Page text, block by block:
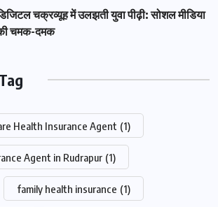
चक्रव्यूह में उलझती युवा पीढ़ी: सोशल मीडिया
चमक-दमक
Health Insurance Agent (1)
Agent in Rudrapur (1)
family health insurance (1)